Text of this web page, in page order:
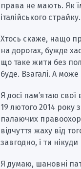
права не мають. Як
італійського страйку.
Хтось скаже, нащо
на дорогах, бужде
що таке жити без
буде. Взагалі. А
Я досі пам’ятаю свої
19 лютого 2014 року
палаючих
відчуття жаху від
завгодно, і ти
Я думаю, шановні